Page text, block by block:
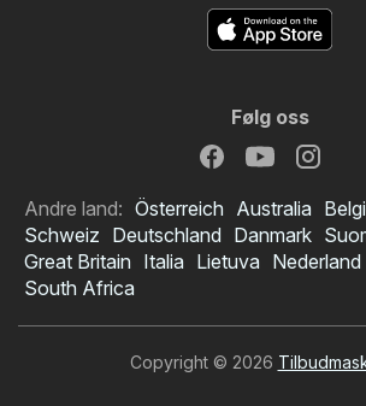
Følg oss
Andre land: Österreich Australia
Schweiz Deutschland Danmark
Great Britain Italia Lietuva Nederland
South Africa
Copyright © 2026